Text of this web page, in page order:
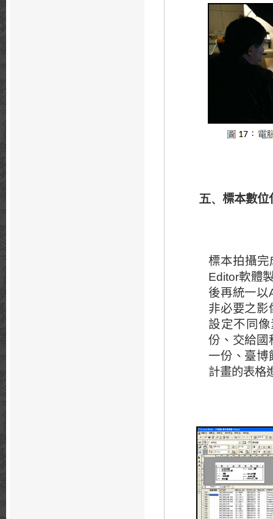
五、標本數位
標本拍攝
Editor軟體
後再統一以
非必要之
設定不同
份、交給國
一份、臺博
計畫的表格